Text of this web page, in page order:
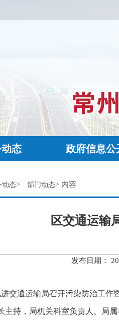
态 政府信息公
动态> 部门动态> 内容
区交通运输
发布日期：
交通运输局召开污染防治工
主持，局机关科室负责人、局